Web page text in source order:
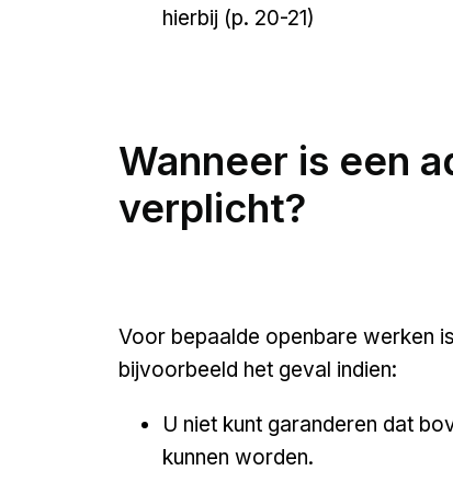
hierbij (p. 20-21)
Wanneer is een
verplicht?
Voor bepaalde openbare werken
bijvoorbeeld het geval indien:
U niet kunt garanderen dat
kunnen worden.